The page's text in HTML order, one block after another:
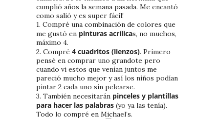
cumplió años la semana pasada. Me encantó
como salió y es super fácil!
1. Compré una combinación de colores que
me gustó en pinturas acrílicas, no muchos,
máximo 4.
2. Compré 4 cuadritos (lienzos). Primero
pensé en comprar uno grandote pero
cuando vi estos que venían juntos me
pareció mucho mejor y así los niños podían
pintar 2 cada uno sin pelearse.
3. También necesitarán pinceles y plantillas
para hacer las palabras (yo ya las tenía).
Todo lo compré en Michael’s.